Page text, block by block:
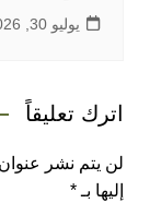
يوليو 30, 2026
تعليقاً
يتم نشر عنوان
*